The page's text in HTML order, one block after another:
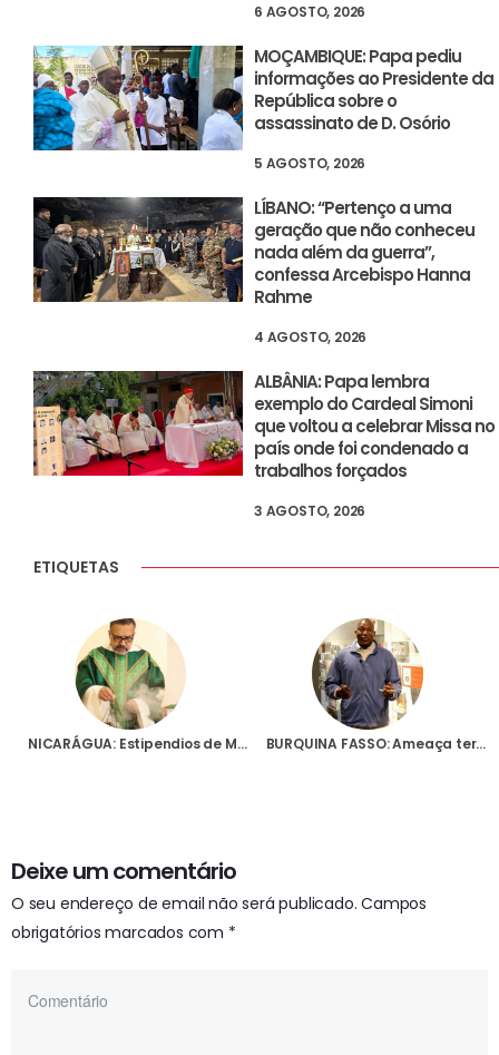
6 AGOSTO, 2026
MOÇAMBIQUE: Papa pediu
informações ao Presidente da
República sobre o
assassinato de D. Osório
5 AGOSTO, 2026
LÍBANO: “Pertenço a uma
geração que não conheceu
nada além da guerra”,
confessa Arcebispo Hanna
Rahme
4 AGOSTO, 2026
ALBÂNIA: Papa lembra
exemplo do Cardeal Simoni
que voltou a celebrar Missa no
país onde foi condenado a
trabalhos forçados
3 AGOSTO, 2026
ETIQUETAS
NICARÁGUA: Estipendios de Missa para cinco padres albertinos contemplativos BURQUINA FASSO: Ameaça terrorista leva Igreja a transferir seminário existente em Pama para o vizinho Togo
Deixe um comentário
O seu endereço de email não será publicado. Campos
obrigatórios marcados com *